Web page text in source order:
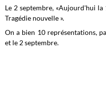
Le 2 septembre, «Aujourd'hui la
Tragédie nouvelle ».
On a bien 10 représentations,
et le 2 septembre.